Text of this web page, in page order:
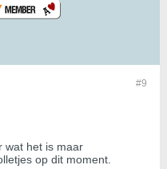
#9
wat het is maar
op dit moment.